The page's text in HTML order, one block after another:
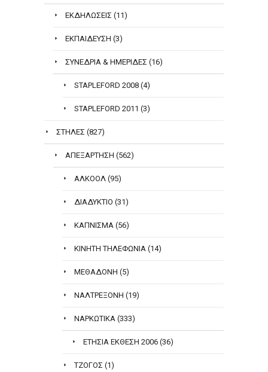
ΕΚΔΗΛΏΣΕΙΣ (11)
ΕΚΠΑΊΔΕΥΣΗ (3)
ΣΥΝΈΔΡΙΑ & ΗΜΕΡΊΔΕΣ (16)
STAPLEFORD 2008 (4)
STAPLEFORD 2011 (3)
ΣΤΉΛΕΣ (827)
ΑΠΕΞΆΡΤΗΣΗ (562)
ΑΛΚΟΌΛ (95)
ΔΙΑΔΎΚΤΙΟ (31)
ΚΆΠΝΙΣΜΑ (56)
ΚΙΝΗΤΉ ΤΗΛΕΦΩΝΊΑ (14)
ΜΕΘΑΔΌΝΗ (5)
ΝΑΛΤΡΕΞΌΝΗ (19)
ΝΑΡΚΩΤΙΚΆ (333)
ΕΤΉΣΙΑ ΈΚΘΕΣΗ 2006 (36)
ΤΖΌΓΟΣ (1)